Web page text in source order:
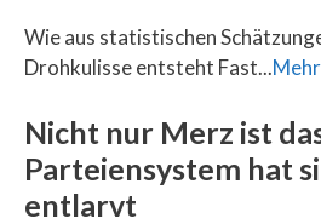
Wie aus statistischen
Drohkulisse entsteht Fast...
Nicht nur Merz ist
Parteiensystem hat
entlarvt